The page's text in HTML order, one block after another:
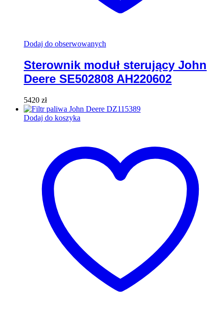
Dodaj do obserwowanych
Sterownik moduł sterujący John
Deere SE502808 AH220602
5420 zł
Dodaj do koszyka